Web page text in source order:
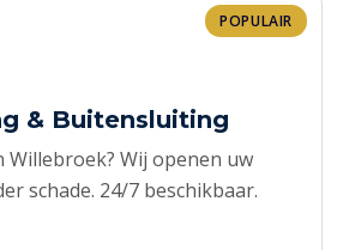
POPULAIR
& Buitensluiting
Wij openen uw
schade. 24/7 beschikbaar.